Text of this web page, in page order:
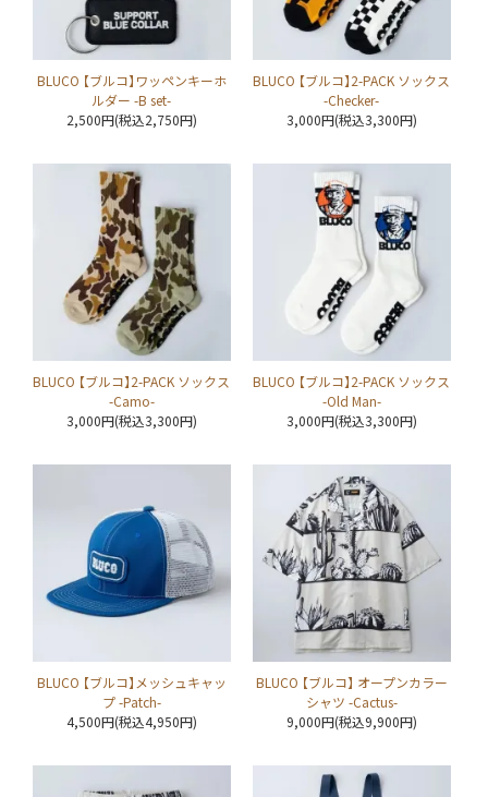
BLUCO 【ブルコ】ワッペンキーホ
ルダー -B set-
2,500円(税込2,750円)
BLUCO 【ブルコ】2-PACK ソックス
-Checker-
3,000円(税込3,300円)
BLUCO 【ブルコ】2-PACK ソックス
-Camo-
3,000円(税込3,300円)
BLUCO 【ブルコ】2-PACK ソックス
-Old Man-
3,000円(税込3,300円)
BLUCO 【ブルコ】メッシュキャッ
プ -Patch-
4,500円(税込4,950円)
BLUCO 【ブルコ】 オープンカラー
シャツ -Cactus-
9,000円(税込9,900円)